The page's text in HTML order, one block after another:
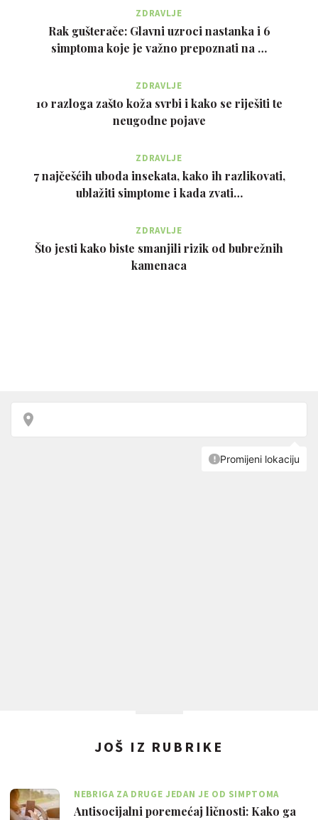
ZDRAVLJE
Rak gušterače: Glavni uzroci nastanka i 6
simptoma koje je važno prepoznati na …
ZDRAVLJE
10 razloga zašto koža svrbi i kako se riješiti te
neugodne pojave
ZDRAVLJE
7 najčešćih uboda insekata, kako ih razlikovati,
ublažiti simptome i kada zvati…
ZDRAVLJE
Što jesti kako biste smanjili rizik od bubrežnih
kamenaca
JOŠ IZ RUBRIKE
NEBRIGA ZA DRUGE JEDAN JE OD SIMPTOMA
Antisocijalni poremećaj ličnosti: Kako ga